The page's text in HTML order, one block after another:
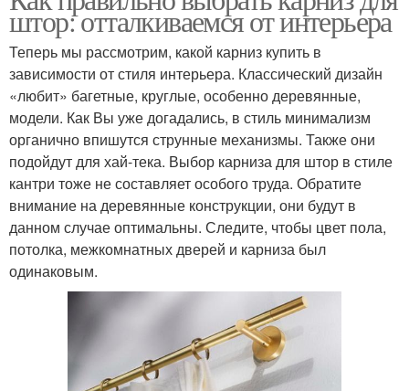
штор: отталкиваемся от интерьера
Теперь мы рассмотрим, какой карниз купить в
зависимости от стиля интерьера. Классический дизайн
«любит» багетные, круглые, особенно деревянные,
модели. Как Вы уже догадались, в стиль минимализм
органично впишутся струнные механизмы. Также они
подойдут для хай-тека. Выбор карниза для штор в стиле
кантри тоже не составляет особого труда. Обратите
внимание на деревянные конструкции, они будут в
данном случае оптимальны. Следите, чтобы цвет пола,
потолка, межкомнатных дверей и карниза был
одинаковым.